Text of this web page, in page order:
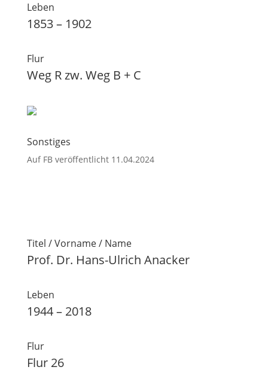
Leben
1853 – 1902
Flur
Weg R zw. Weg B + C
Sonstiges
Auf FB veröffentlicht 11.04.2024
Titel / Vorname / Name
Prof. Dr. Hans-Ulrich Anacker
Leben
1944 – 2018
Flur
Flur 26